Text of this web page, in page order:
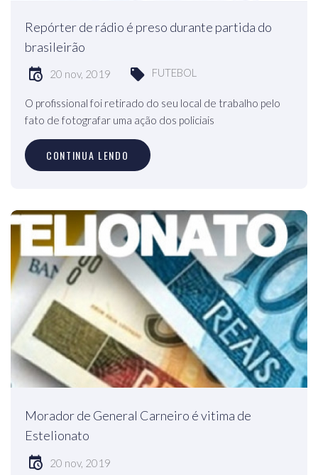
Repórter de rádio é preso durante partida do
brasileirão
20 nov, 2019 FUTEBOL
O profissional foi retirado do seu local de trabalho pelo
fato de fotografar uma ação dos policiais
CONTINUA LENDO
Morador de General Carneiro é vitima de
Estelionato
20 nov, 2019